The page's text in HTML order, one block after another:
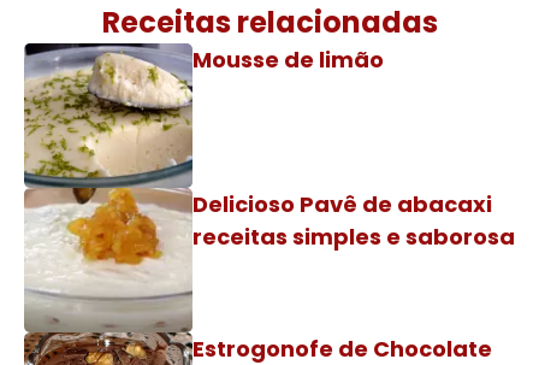
Receitas relacionadas
Mousse de limão
Delicioso Pavê de abacaxi
receitas simples e saborosa
Estrogonofe de Chocolate